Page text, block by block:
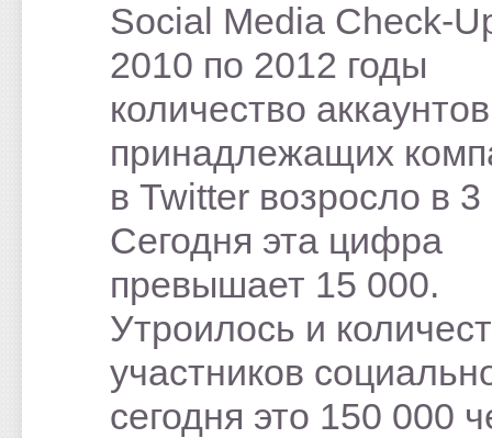
Social Media Check-
2010 по 2012 годы
количество
принадлежащих
в Twitter возросло в 3
Сегодня эта цифра
превышает 15 000.
Утроилось и
участников
сегодня это 150 000